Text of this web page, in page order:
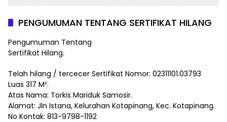
PENGUMUMAN TENTANG SERTIFIKAT HILANG
Pengumuman Tentang
Sertifikat Hilang.
Telah hilang / tercecer Sertifikat Nomor: 02311101.03793
Luas 317 M².
Atas Nama: Torkis Mariduk Samosir.
Alamat: Jln Istana, Kelurahan Kotapinang, Kec. Kotapinang.
No Kontak: 813-9798-1192